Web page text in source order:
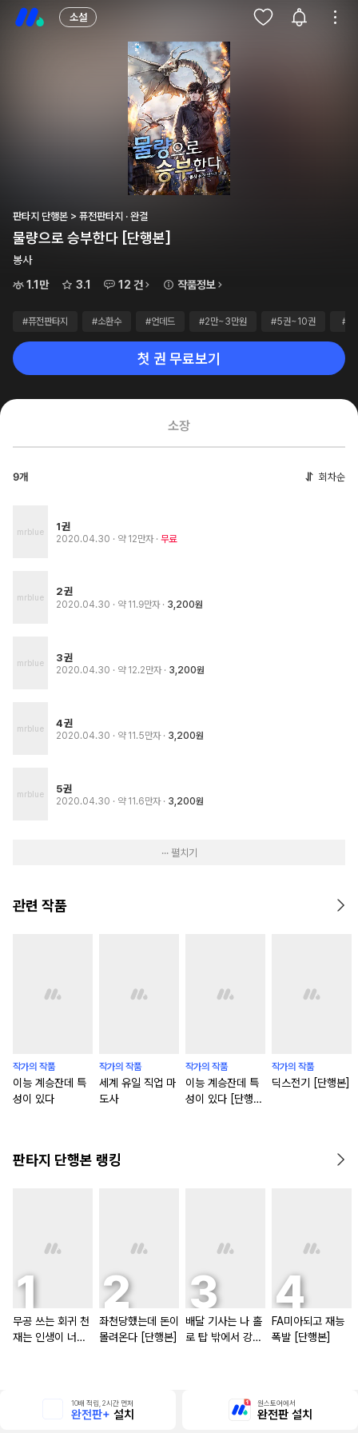
소설
판타지 단행본 > 퓨전판타지 · 완결
물량으로 승부한다 [단행본]
봉사
1.1만
3.1 12 건 작품정보
#퓨전판타지 #소환수 #언데드 #2만~3만원 #5권~10권 #완
첫 권 무료보기
소장
9개 회차순
1권
2020.04.30 · 약 12만자 무료
2권
2020.04.30 · 약 11.9만자 3,200원
3권
2020.04.30 · 약 12.2만자 3,200원
4권
2020.04.30 · 약 11.5만자 3,200원
5권
2020.04.30 · 약 11.6만자 3,200원
··· 펼치기
관련 작품
작가의 작품
이능 계승잔데 특
성이 있다
작가의 작품
세계 유일 직업 마
도사
작가의 작품
이능 계승잔데 특
성이 있다 [단행
작가의 작품
딕스전기 [단행본]
판타지 단행본 랭킹
무공 쓰는 회귀 천
재는 인생이 너무
좌천당했는데 돈이
몰려온다 [단행본]
배달 기사는 나 홀
로 탑 밖에서 강해
FA미아되고 재능
폭발 [단행본]
10배 적립, 2시간 먼저
완전판+ 설치
원스토어에서
완전판 설치